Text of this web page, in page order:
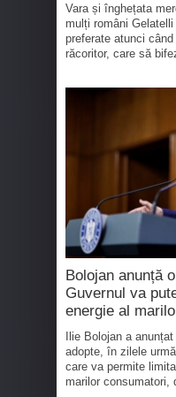
Vara și înghețata
mulți români
preferate atunci
răcoritor, care să
Bolojan anunță
Guvernul va
energie al
Ilie Bolojan a
adopte, în zilele
care va permite
marilor consumatori,